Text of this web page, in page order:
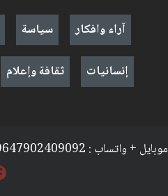
آراء وافكار
سياسة
إنسانيات
ثقافة وإعلام
موبايل + واتساب : 009647902409092